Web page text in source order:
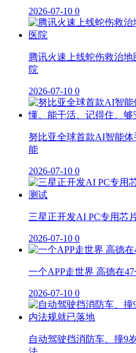
2026-07-10 0
腾讯火速上线蛇伤救治
院
2026-07-10 0
努比亚全球首款AI智能体
能
2026-07-10 0
三星正开发AI PC专用芯
2026-07-10 0
一个APP走世界 高德在
2026-07-10 0
自动驾驶挡消防车、撞9